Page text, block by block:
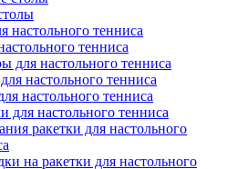
тенниса
настольного тенниса
настольного тенниса
для настольного тенниса
ракетки для настольного
на ракетки для настольного